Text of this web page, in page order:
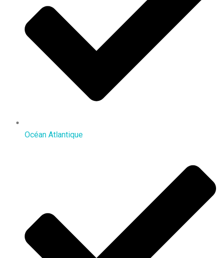
Océan Atlantique